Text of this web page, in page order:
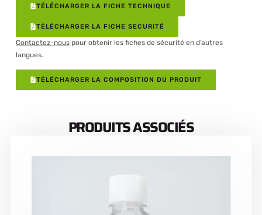
TÉLÉCHARGER LA FICHE TECHNIQUE
TÉLÉCHARGER LA FICHE SECURITÉ
Contactez-nouspour obtenir les fiches de sécurité en d’autres
langues.
TÉLÉCHARGER LA COMPOSITION DU PRODUIT
PRODUITS ASSOCIÉS